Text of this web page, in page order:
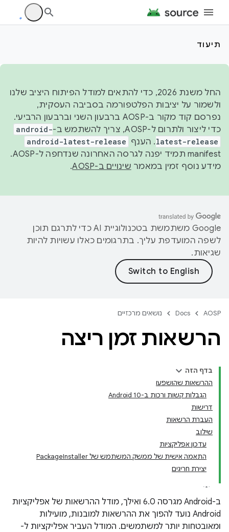
תיעוד
החל משנת 2026, כדי להתאים למודל הפיתוח היציב שלנו
ולשמור על יציבות הפלטפורמה בסביבה העסקית,
נפרסם קוד מקור ב-AOSP ברבעון השני וברבעון הרביעי.
כדי ליצור ולתרום ל-AOSP, צריך להשתמש ב-
android-
latest-release. הענף android-latest-release
manifest תמיד יפנה לגרסה האחרונה שנדחפה ל-AOSP.
מידע נוסף זמין במאמר שינויים ב-AOSP .
‫Google משתמשת בטכנולוגיית AI כדי לתרגם תוכן
לשפה המועדפת עליך. בתרגומים כאלו עשויות להיות
שגיאות.
AOSP
Docs נושאים מרכזיים
הרשאות זמן ריצה
בדף הזה
ההרשאות שהושפעו
הגבלות קשות ורכות ב-Android 10
דרישות
העברת הרשאות
שילוב
עדכון אפליקציות
התאמה אישית של ממשק המשתמש של PackageInstaller
יצירת חריגים
ב-Android מגרסה 6.0 ואילך, מודל ההרשאות של אפליקציות
Android נועד להפוך את ההרשאות למובנות, מועילות
ומאובטחות יותר למשתמשים. המודל העביר אפליקציות ל-